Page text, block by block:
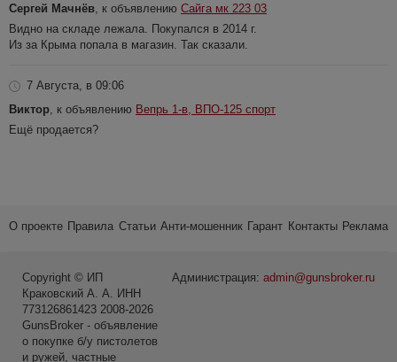
Сергей Мачнёв , к объявлению Сайга мк 223 03
Видно на складе лежала. Покупался в 2014 г.
Из за Крыма попала в магазин. Так сказали.
7 Августа, в 09:06
Виктор , к объявлению Вепрь 1-в, ВПО-125 спорт
Ещё продается?
О проекте Правила Статьи Анти-мошенник Гарант Контакты Реклама
Администрация: admin@gunsbroker.ru
Copyright © ИП
Краковский А. А. ИНН
773126861423 2008-2026
GunsBroker - объявление
о покупке б/у пистолетов
и ружей, частные